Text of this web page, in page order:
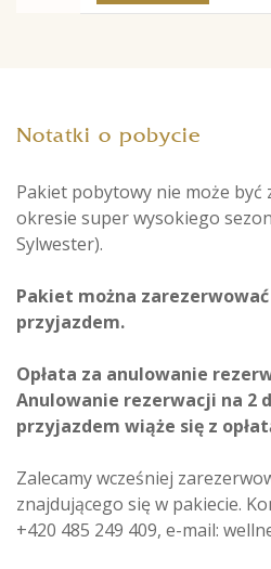
Notatki o pobycie
Pakiet pobytowy nie może być
okresie super wysokiego
Sylwester).
Pakiet można
przyjazdem.
Opłata za anulowanie
Anulowanie rezerwacji na 2
przyjazdem wiąże się z
Zalecamy wcześniej
znajdującego się w pakiecie.
+420 485 249 409, e-mail: